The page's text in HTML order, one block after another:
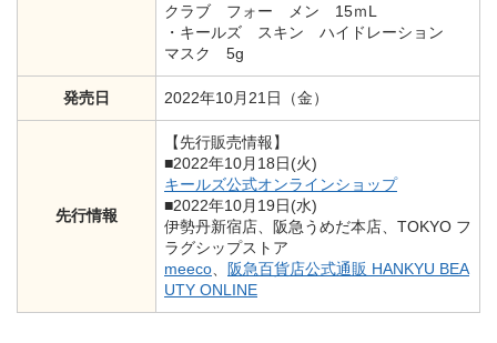
クラブ フォー メン 15ｍL
・キールズ スキン ハイドレーション
マスク 5g
発売日 2022年10月21日（金）
先行情報
【先行販売情報】
■2022年10月18日(火)
キールズ公式オンラインショップ
■2022年10月19日(水)
伊勢丹新宿店、阪急うめだ本店、TOKYO フ
ラグシップストア
meeco
阪急百貨店公式通販 HANKYU BEA
UTY ONLINE